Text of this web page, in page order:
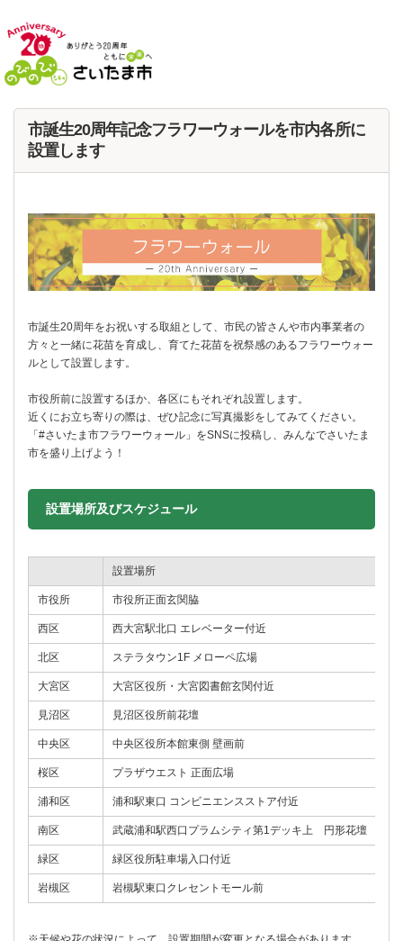
市誕生20周年記念フラワーウォールを市内各所に
設置します
市誕生20周年をお祝いする取組として、市民の皆さんや市内事業者の
方々と一緒に花苗を育成し、育てた花苗を祝祭感のあるフラワーウォー
ルとして設置します。
市役所前に設置するほか、各区にもそれぞれ設置します。
近くにお立ち寄りの際は、ぜひ記念に写真撮影をしてみてください。
「#さいたま市フラワーウォール」をSNSに投稿し、みんなでさいたま
市を盛り上げよう！
設置場所及びスケジュール
設置場所
市役所 市役所正面玄関脇
西区 西大宮駅北口 エレベーター付近
北区 ステラタウン1F メローペ広場
大宮区 大宮区役所・大宮図書館玄関付近
見沼区 見沼区役所前花壇
中央区 中央区役所本館東側 壁画前
桜区 プラザウエスト 正面広場
浦和区 浦和駅東口 コンビニエンスストア付近
南区 武蔵浦和駅西口プラムシティ第1デッキ上 円形花壇
緑区 緑区役所駐車場入口付近
岩槻区 岩槻駅東口クレセントモール前